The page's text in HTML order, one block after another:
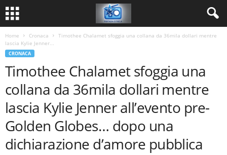
Home Cronaca
Timothee Chalamet sfoggia una collana da 36mila dollari mentre
lascia Kylie Jenner...
CRONACA
Timothee Chalamet sfoggia una
collana da 36mila dollari mentre
lascia Kylie Jenner all’evento pre-
Golden Globes… dopo una
dichiarazione d’amore pubblica